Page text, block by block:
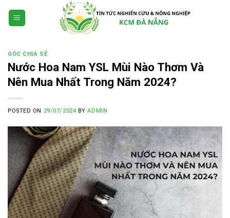
GÓC CHIA SẺ
Nước Hoa Nam YSL Mùi Nào Thơm Và
Nên Mua Nhất Trong Năm 2024?
POSTED ON 29/07/2024 BYADMIN